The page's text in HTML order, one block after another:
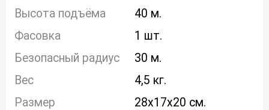
Высота подъёма
40 м.
Фасовка
1 шт.
Безопасный радиус
30 м.
Вес
4,5 кг.
Размер
28x17x20 см.